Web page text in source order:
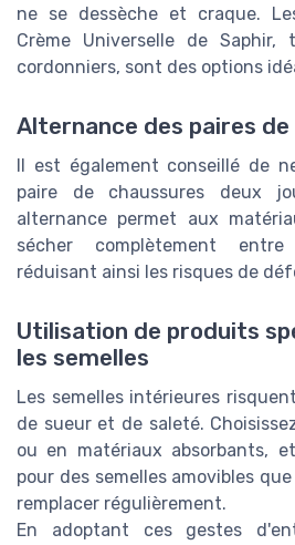
ne se dessèche et craque.
Crème Universelle de Saphir,
cordonniers, sont des options
Alternance des paires
Il est également conseillé de
paire de chaussures deux
alternance permet aux
sécher complètement
réduisant ainsi les risques de
Utilisation de produits
les semelles
Les semelles intérieures
de sueur et de saleté.
ou en matériaux absorbants,
pour des semelles amovibles
remplacer régulièrement.
En adoptant ces gestes